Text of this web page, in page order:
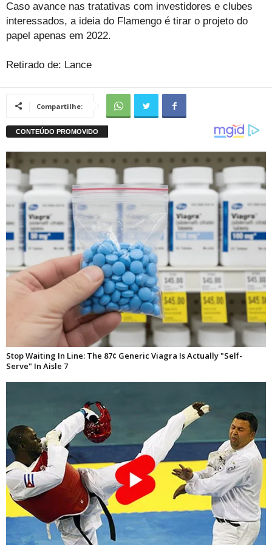
Caso avance nas tratativas com investidores e clubes
interessados, a ideia do Flamengo é tirar o projeto do
papel apenas em 2022.
Retirado de: Lance
Compartilhe: